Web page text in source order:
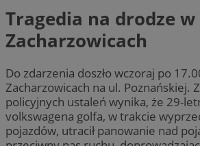
Tragedia na drodze w
Zacharzowicach
Do zdarzenia doszło wczoraj po
Zacharzowicach na ul. Poznańskiej.
policyjnych ustaleń wynika, że 29-
volkswagena golfa, w trakcie
pojazdów, utracił panowanie nad